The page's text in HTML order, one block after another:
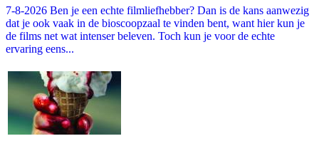
7-8-2026 Ben je een echte filmliefhebber? Dan is de kans aanwezig
dat je ook vaak in de bioscoopzaal te vinden bent, want hier kun je
de films net wat intenser beleven. Toch kun je voor de echte
ervaring eens...